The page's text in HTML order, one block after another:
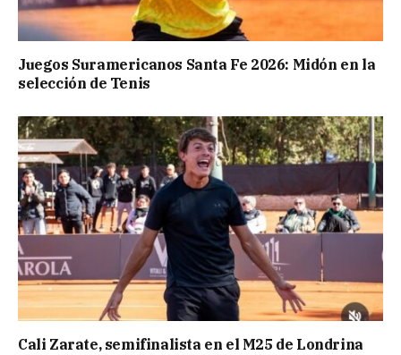
Juegos Suramericanos Santa Fe 2026: Midón en la
selección de Tenis
Cali Zarate, semifinalista en el M25 de Londrina